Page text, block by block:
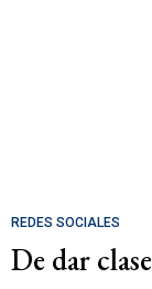
REDES SOCIALES
De dar